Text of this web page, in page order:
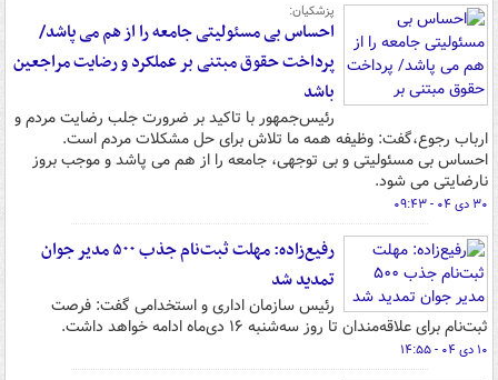
پزشکیان:
احساس بی مسئولیتی جامعه را از هم می پاشد/
پرداخت حقوق مبتنی بر عملکرد و رضایت مراجعین
باشد
رئیس‌جمهور با تاکید بر ضرورت جلب رضایت مردم و
ارباب رجوع،گفت: وظیفه همه ما تلاش برای حل مشکلات مردم است.
احساس بی مسئولیتی و بی توجهی، جامعه را از هم می پاشد و موجب بروز
نارضایتی می شود.
۳۰ دی ۰۴ - ۰۹:۴۳
رفیع‌زاده: مهلت ثبت‌نام جذب ۵۰۰ مدیر جوان
تمدید شد
رئیس سازمان اداری و استخدامی گفت: فرصت
ثبت‌نام برای علاقه‌مندان تا روز سه‌شنبه ۱۶ دی‌ماه ادامه خواهد داشت.
۱۰ دی ۰۴ - ۱۴:۵۵